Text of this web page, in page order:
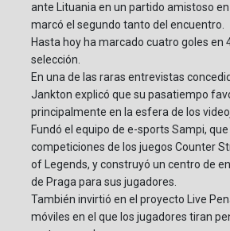
ante Lituania en un partido amistoso
marcó el segundo tanto del encuentro.
Hasta hoy ha marcado cuatro goles en
selección.
En una de las raras entrevistas
Jankton explicó que su pasatiempo
principalmente en la esfera de los
Fundó el equipo de e-sports Sampi,
competiciones de los juegos Counter
of Legends, y construyó un centro de
de Praga para sus jugadores.
También invirtió en el proyecto Live
móviles en el que los jugadores tiran